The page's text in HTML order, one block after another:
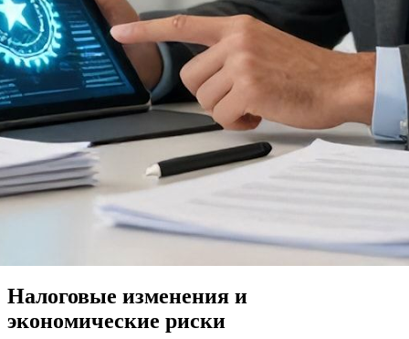
Налоговые изменения и
экономические риски